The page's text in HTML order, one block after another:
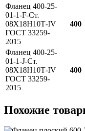
Фланец 400-25-
01-1-F-Ст.
08Х18Н10Т-IV
ГОСТ 33259-
2015
400
Фланец 400-25-
01-1-J-Ст.
08Х18Н10Т-IV
ГОСТ 33259-
2015
400
Похожие